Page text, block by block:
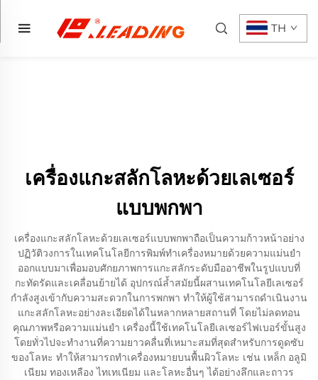
TH
เครื่องแกะสลักโลหะด้วยเลเซอร์
แบบพกพา
เครื่องแกะสลักโลหะด้วยเลเซอร์แบบพกพาถือเป็นความก้าวหน้าอย่าง
ปฏิวัติวงการในเทคโนโลยีการพิมพ์ทำเครื่องหมายด้วยความแม่นยำ
ออกแบบมาเพื่อมอบศักยภาพการแกะสลักระดับมืออาชีพในรูปแบบที่
กะทัดรัดและเคลื่อนย้ายได้ อุปกรณ์ล้ำสมัยนี้ผสานเทคโนโลยีเลเซอร์
กำลังสูงเข้ากับความสะดวกในการพกพา ทำให้ผู้ใช้สามารถดำเนินงาน
แกะสลักโลหะอย่างละเอียดได้ในหลากหลายสถานที่ โดยไม่ลดทอน
คุณภาพหรือความแม่นยำ เครื่องนี้ใช้เทคโนโลยีเลเซอร์ไฟเบอร์ขั้นสูง
โดยทั่วไปจะทำงานที่ความยาวคลื่นที่เหมาะสมที่สุดสำหรับการดูดซับ
ของโลหะ ทำให้สามารถทำเครื่องหมายบนพื้นผิวโลหะ เช่น เหล็ก อลูมิ
เนียม ทองเหลือง ไทเทเนียม และโลหะอื่นๆ ได้อย่างลึกและถาวร